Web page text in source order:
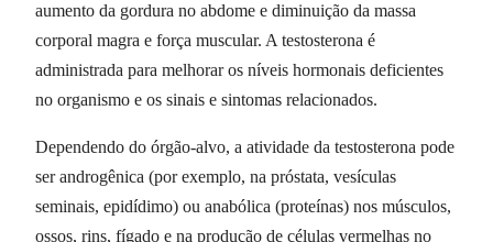
aumento da gordura no abdome e diminuição da massa
corporal magra e força muscular. A testosterona é
administrada para melhorar os níveis hormonais deficientes
no organismo e os sinais e sintomas relacionados.
Dependendo do órgão-alvo, a atividade da testosterona pode
ser androgênica (por exemplo, na próstata, vesículas
seminais, epidídimo) ou anabólica (proteínas) nos músculos,
ossos, rins, fígado e na produção de células vermelhas no